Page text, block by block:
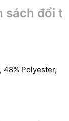
sách đổi
48% Polyester,